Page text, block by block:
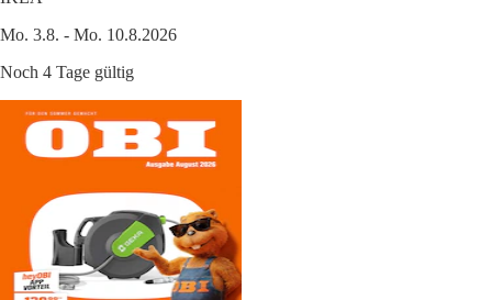
Mo. 3.8. - Mo. 10.8.2026
Noch 4 Tage gültig